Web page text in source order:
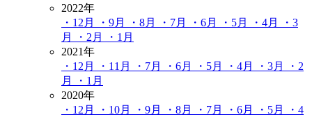
2022年
・12月
・9月 ・8月 ・7月 ・6月 ・5月 ・4月
・3
月
・2月
・1月
2021年
・12月
・11月 ・7月 ・6月 ・5月 ・4月 ・3月
・2
月
・1月
2020年
・12月
・10月 ・9月 ・8月 ・7月 ・6月 ・5月
・4